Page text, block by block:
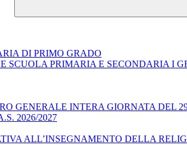
DI PRIMO GRADO
SCUOLA PRIMARIA E SECONDARIA I
GENERALE INTERA GIORNATA DEL
2026/2027
ALL’INSEGNAMENTO DELLA